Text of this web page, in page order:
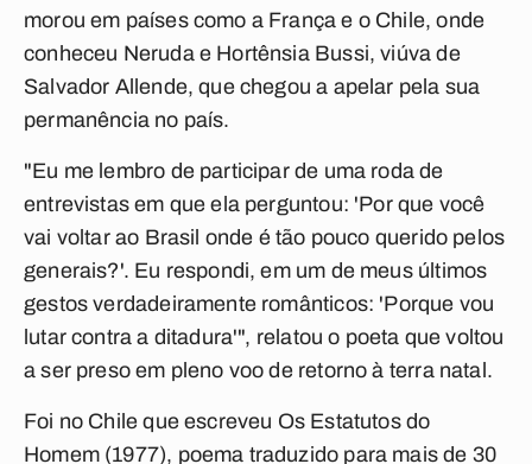
morou em países como a França e o Chile, onde
conheceu Neruda e Hortênsia Bussi, viúva de
Salvador Allende, que chegou a apelar pela sua
permanência no país.
"Eu me lembro de participar de uma roda de
entrevistas em que ela perguntou: 'Por que você
vai voltar ao Brasil onde é tão pouco querido pelos
generais?'. Eu respondi, em um de meus últimos
gestos verdadeiramente românticos: 'Porque vou
lutar contra a ditadura'", relatou o poeta que voltou
a ser preso em pleno voo de retorno à terra natal.
Foi no Chile que escreveu Os Estatutos do
Homem (1977), poema traduzido para mais de 30